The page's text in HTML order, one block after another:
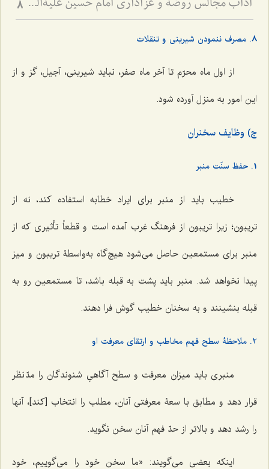
آداب مجالس روضه و عزاداری امام حسین علیه‌السلام - و توصیه‌های بزرگان دربارۀ ماه‌های محرّم و صفر 8
8. مصرف ننمودن شیرینی و تنقلات
از اول ماه محرّم تا آخر ماه صفر، نباید شیرینی، آجیل، گز و از
این امور به منزل آورده شود.
ج) وظایف سخنران
1. حفظ سنّت منبر
خطیب باید از منبر برای ایراد خطابه استفاده کند، نه از
تریبون؛ زیرا تریبون از فرهنگ غرب آمده است و قطعاً تأثیری که از
منبر برای مستمعین حاصل می‌شود هیچ‌گاه به‌واسطۀ تریبون و میز
پیدا نخواهد شد. منبر باید پشت به قبله باشد، تا مستمعین رو به
قبله بنشینند و به سخنان خطیب گوش فرا دهند.
2. ملاحظۀ سطح فهم مخاطب و ارتقای معرفت او
منبری باید میزان معرفت و سطح آگاهیِ شنوندگان را مدّ نظر
قرار دهد و مطابق با سعۀ معرفتی آنان، مطلب را انتخاب [کند]، آنها
را رشد دهد و بالاتر از حدّ فهم آنان سخن نگوید.
اینکه بعضی می‌گویند: «ما سخن خود را می‌گوییم، خود